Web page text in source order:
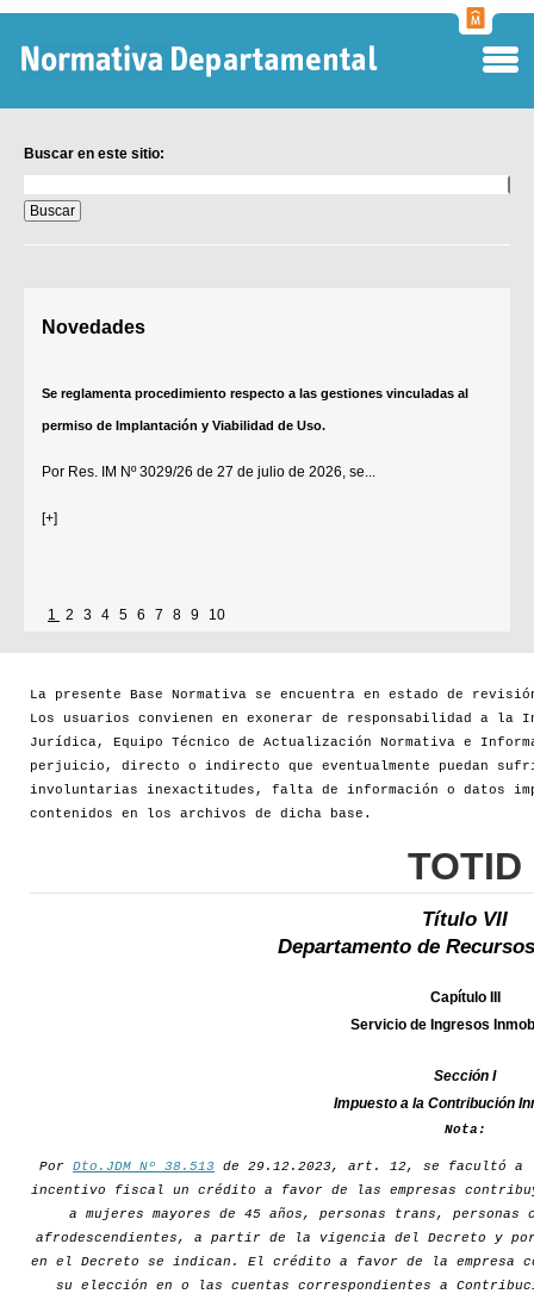
Buscar en este sitio:
en
este
sitio:
Novedades
Se reglamenta procedimiento respecto a las gestiones vinculadas al
permiso de Implantación y Viabilidad de Uso.
Por Res. IM Nº 3029/26 de 27 de julio de 2026, se...
[+]
1 2 3 4 5 6 7 8 9 10
La presente Base Normativa se encuentra en estado de
Los usuarios convienen en exonerar de responsabilidad a la
Jurídica, Equipo Técnico de Actualización Normativa e
perjuicio, directo o indirecto que eventualmente puedan
involuntarias inexactitudes, falta de información o datos
contenidos en los archivos de dicha base.
TOTID
Título VII
Departamento de
Capítulo III
Servicio de Ingresos
Sección I
Impuesto a la Contribución
Nota:
Por Dto.JDM Nº 38.513 de 29.12.2023, art. 12, se facultó a
incentivo fiscal un crédito a favor de las empresas
a mujeres mayores de 45 años, personas trans,
afrodescendientes, a partir de la vigencia del Decreto y
en el Decreto se indican. El crédito a favor de la empresa
su elección en o las cuentas correspondientes a